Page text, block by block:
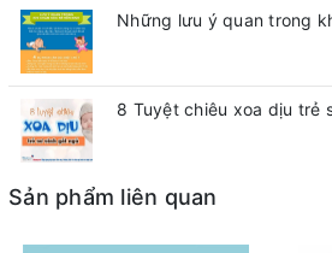
Những lưu ý quan trong
8 Tuyệt chiêu xoa dịu trẻ
Sản phẩm liên quan